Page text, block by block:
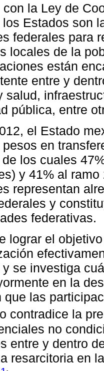
con la Ley de
Estados son
federales para
locales de la
están
entre y
salud,
pública, entre
el Estado
en
los cuales
y 41% al
representan
y
federativas.
lograr el
se investiga
en la
que las
contradice la
no
entre y dentro
resarcitoria en